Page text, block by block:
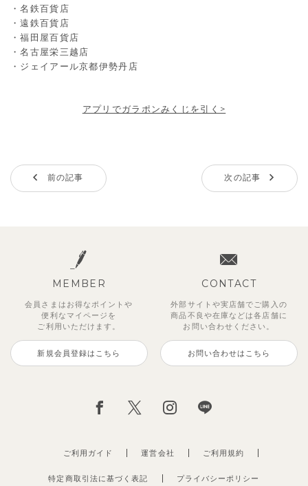
・名鉄百貨店
・遠鉄百貨店
・福田屋百貨店
・名古屋栄三越店
・ジェイアール京都伊勢丹店
アプリでガラポンみくじを引く>
前の記事 次の記事
MEMBER
会員さまはお得なポイントや
便利な マイページを
ご利用いただけます。
新規会員登録はこちら
CONTACT
外部サイトや実店舗でご購入の
商品不良や在庫などは各店舗に
お問い合わせください。
お問い合わせはこちら
ご利用ガイド 運営会社
特定商取引法に基づく表記 プライバシーポリシー
ご利用規約